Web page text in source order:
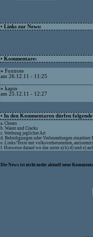
• Links zur News:
• Kommentare:
» Foxtrote
am 26.12.11 - 11:25
» kapio
am 25.12.11 - 12:27
• In den Kommentaren dürfen
a. Cheats
b. Warez und Cracks
c. Werbung jeglicher Art
d. Beleidigungen oder Verleumdungen einzelner
e. Links/Texte mit volksverhetzendem,
f. Hinweise darauf wo das unter a) b) d) und e)
Die News ist nicht mehr aktuell neue